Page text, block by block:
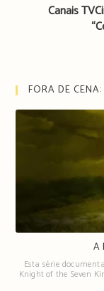
Canais
FORA DE
A
Esta série
Knight of the Seven